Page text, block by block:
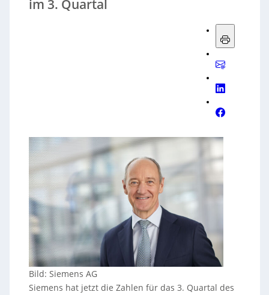
im 3. Quartal
Bild: Siemens AG
Siemens hat jetzt die Zahlen für das 3. Quartal des